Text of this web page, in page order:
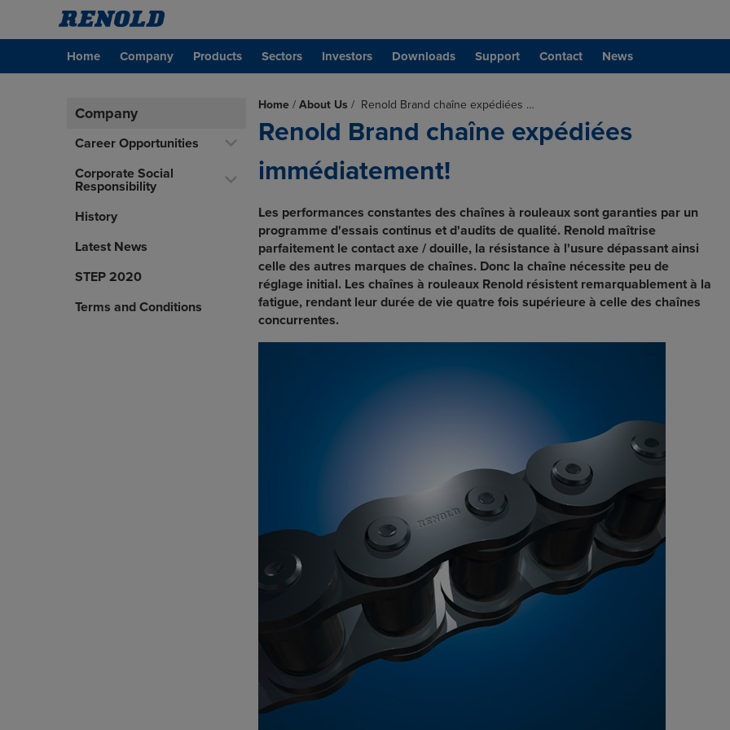
Home Company Products Sectors Investors Downloads Support Contact News
Company
Career Opportunities
Corporate Social
Responsibility
History
Latest News
STEP 2020
Terms and Conditions
Home / About Us / Renold Brand chaîne expédiées …
Renold Brand chaîne expédiées
immédiatement!
Les performances constantes des chaînes à rouleaux sont garanties par un
programme d'essais continus et d'audits de qualité. Renold maîtrise
parfaitement le contact axe / douille, la résistance à l'usure dépassant ainsi
celle des autres marques de chaînes. Donc la chaîne nécessite peu de
réglage initial. Les chaînes à rouleaux Renold résistent remarquablement à la
fatigue, rendant leur durée de vie quatre fois supérieure à celle des chaînes
concurrentes.